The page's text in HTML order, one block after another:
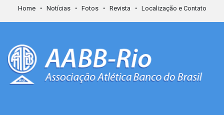
Home Notícias Fotos Revista Localização e Contato